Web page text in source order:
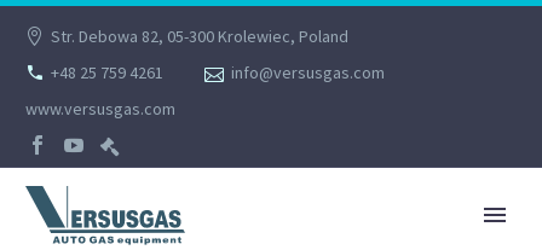
Str. Debowa 82, 05-300 Krolewiec, Poland
+48 25 759 4261
info@versusgas.com
www.versusgas.com